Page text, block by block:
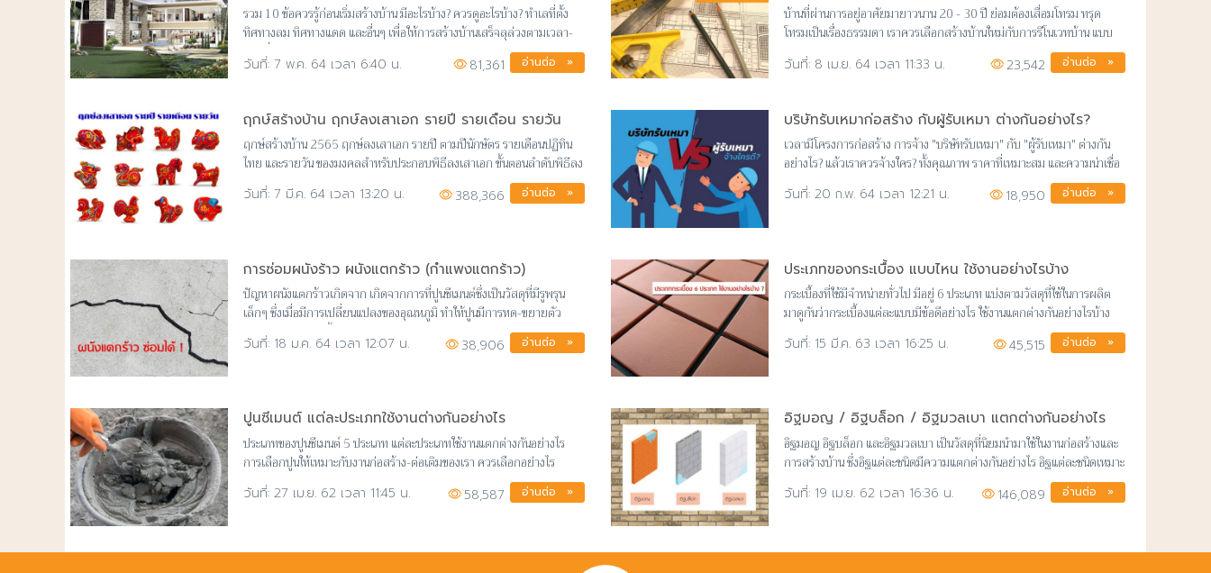
รวม 10 ข้อควรรู้ก่อนเริ่มสร้างบ้าน มีอะไรบ้าง? ควรดูอะไรบ้าง? ทำเลที่ตั้ง
ทิศทางลม ทิศทางแดด และอื่นๆ เพื่อให้การสร้างบ้านเสร็จลุล่วงตามเวลา-
แผนที่กำหนดไว้
7 พ.ค. 64 เวลา 6:40 น. 81,361 อ่านต่อ »
บ้านที่ผ่านการอยู่อาศัยมายาวนาน 20 - 30 ปี ย่อมต้องเสื่อมโทรม ทรุด
โทรมเป็นเรื่องธรรมดา เราควรเลือกสร้างบ้านใหม่กับการรีโนเวทบ้าน แบบ
ไหนคุ้มกว่ากัน?
8 เม.ย. 64 เวลา 11:33 น. 23,542 อ่านต่อ »
ฤกษ์สร้างบ้าน ฤกษ์ลงเสาเอก รายปี รายเดือน รายวัน
ฤกษ์สร้างบ้าน 2565 ฤกษ์ลงเสาเอก รายปี ตามปีนักษัตร รายเดือนปฏิทิน
ไทย และรายวัน ของมงคลสำหรับประกอบพิธีลงเสาเอก ขั้นตอนลำดับพิธีลง
เสาเอก การหาวันดี วันมงคล
7 มี.ค. 64 เวลา 13:20 น. 388,366 อ่านต่อ »
บริษัทรับเหมาก่อสร้าง กับผู้รับเหมา ต่างกันอย่างไร?
เวลามีโครงการก่อสร้าง การจ้าง "บริษัทรับเหมา" กับ "ผู้รับเหมา" ต่างกัน
อย่างไร? แล้วเราควรจ้างใคร? ทั้งคุณภาพ ราคาที่เหมาะสม และความน่าเชื่อ
ถือ มาดูกัน
20 ก.พ. 64 เวลา 12:21 น. 18,950 อ่านต่อ »
การซ่อมผนังร้าว ผนังแตกร้าว (กำแพงแตกร้าว)
ปัญหาผนังแตกร้าวเกิดจาก เกิดจากการที่ปูนซีเมนต์ซึ่งเป็นวัสดุที่มีรูพรุน
เล็กๆ ซึ่งเมื่อมีการเปลี่ยนแปลงของอุณหภูมิ ทำให้ปูนมีการหด-ขยายตัว
สามารถซ่อมได้ดังนี้
18 ม.ค. 64 เวลา 12:07 น. 38,906 อ่านต่อ »
ประเภทของกระเบื้อง แบบไหน ใช้งานอย่างไรบ้าง
กระเบื้องที่ใช้มีจำหน่ายทั่วไป มีอยู่ 6 ประเภท แบ่งตามวัสดุที่ใช้ในการผลิต
มาดูกันว่ากระเบื้องแต่ละแบบมีข้อดีอย่างไร ใช้งานแตกต่างกันอย่างไรบ้าง
15 มี.ค. 63 เวลา 16:25 น. 45,515 อ่านต่อ »
ปูนซีเมนต์ แต่ละประเภทใช้งานต่างกันอย่างไร
ประเภทของปูนซีเมนต์ 5 ประเภท แต่ละประเภทใช้งานแตกต่างกันอย่างไร
การเลือกปูนให้เหมาะกับงานก่อสร้าง-ต่อเติมของเรา ควรเลือกอย่างไร
27 เม.ย. 62 เวลา 11:45 น. 58,587 อ่านต่อ »
อิฐมอญ / อิฐบล็อก / อิฐมวลเบา แตกต่างกันอย่างไร
อิฐมอญ อิฐบล็อก และอิฐมวลเบา เป็นวัสดุที่นิยมนำมาใช้ในงานก่อสร้างและ
การสร้างบ้าน ซึ่งอิฐแต่ละชนิดมีความแตกต่างกันอย่างไร อิฐแต่ละชนิดเหมาะ
กับการใช้งานใดบ้าง
19 เม.ย. 62 เวลา 16:36 น. 146,089 อ่านต่อ »